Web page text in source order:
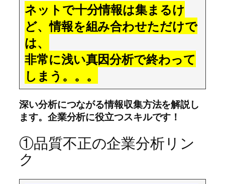
ネットで十分情報は集まるけ
ど、情報を組み合わせただけで
は、
非常に浅い真因分析で終わって
しまう。。。
深い分析につながる情報収集方法を解説し
ます。企業分析に役立つスキルです！
①品質不正の企業分析リン
ク